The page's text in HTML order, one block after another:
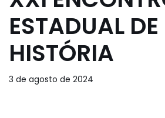
ESTADUAL DE
HISTÓRIA
3 de agosto de 2024